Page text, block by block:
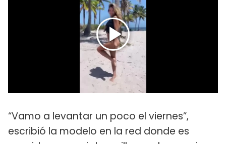
“Vamo a levantar un poco el viernes”,
escribió la modelo en la red donde es